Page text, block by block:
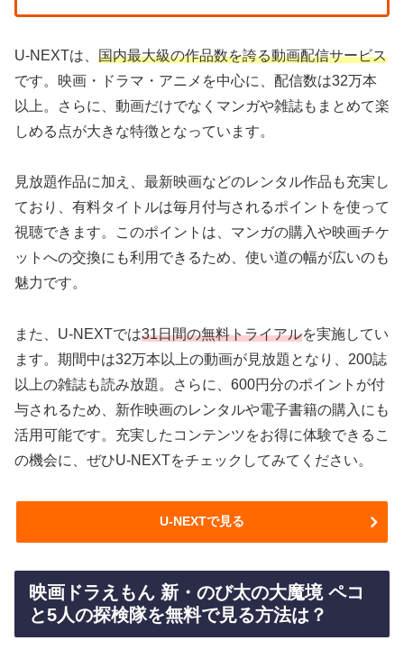
U-NEXTは、 国内最大級の作品数を誇る動画配信サービス
です。映画・ドラマ・アニメを中心に、配信数は32万本
以上。さらに、動画だけでなくマンガや雑誌もまとめて楽
しめる点が大きな特徴となっています。
見放題作品に加え、最新映画などのレンタル作品も充実し
ており、有料タイトルは毎月付与されるポイントを使って
視聴できます。このポイントは、マンガの購入や映画チケ
ットへの交換にも利用できるため、使い道の幅が広いのも
魅力です。
また、U-NEXTでは31日間の無料トライアルを実施してい
ます。期間中は32万本以上の動画が見放題となり、200誌
以上の雑誌も読み放題。さらに、600円分のポイントが付
与されるため、新作映画のレンタルや電子書籍の購入にも
活用可能です。充実したコンテンツをお得に体験できるこ
の機会に、ぜひU-NEXTをチェックしてみてください。
U-NEXTで見る
映画ドラえもん 新・のび太の大魔境 ペコ
と5人の探検隊を無料で見る方法は？